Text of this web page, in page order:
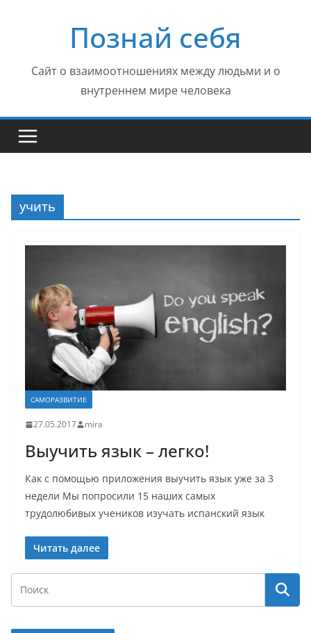
содержимомуПознай себя
Сайт о взаимоотношениях между людьми и о
внутреннем мире человека
учить
САМОРАЗВИТИЕ
27.05.2017 mira
Выучить язык – легко!
Как с помощью приложения выучить язык уже за 3
недели Мы попросили 15 наших самых
трудолюбивых учеников изучать испанский язык
Читать далее